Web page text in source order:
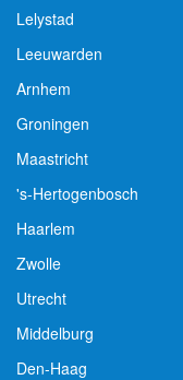
Lelystad
Leeuwarden
Arnhem
Groningen
Maastricht
's-Hertogenbosch
Haarlem
Zwolle
Utrecht
Middelburg
Den-Haag